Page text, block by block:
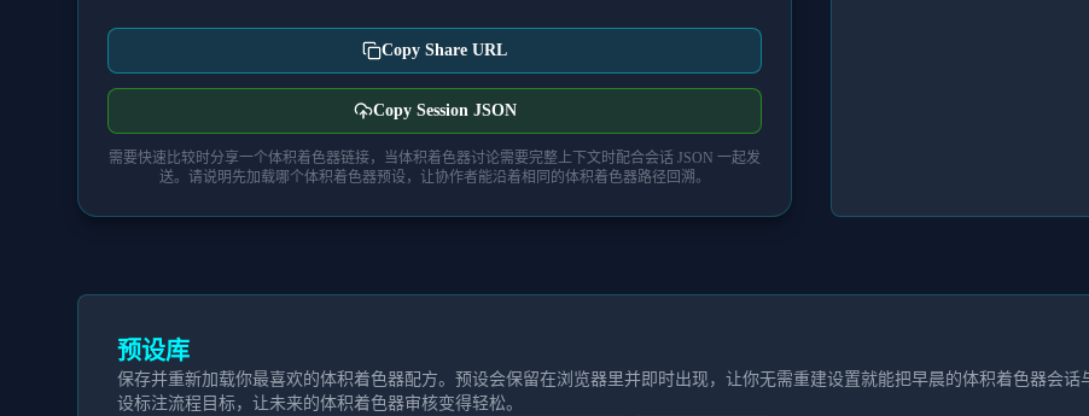
Copy Share URL
Copy Session JSON
需要快速比较时分享一个体积着色器链接，当体积着色器讨论需要完整上下文时配合会话 JSON 一起发
送。请说明先加载哪个体积着色器预设，让协作者能沿着相同的体积着色器路径回溯。
预设库
保存并重新加载你最喜欢的体积着色器配方。预设会保留在浏览器里并即时出现，让你无需重建设置就能把早晨的体积着色器会
设标注流程目标，让未来的体积着色器审核变得轻松。